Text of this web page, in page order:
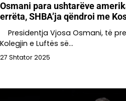
Osmani para ushtarëve
errëta, SHBA’ja qëndroi me
Presidentja Vjosa Osmani, të
Kolegjin e Luftës së…
27 Shtator 2025